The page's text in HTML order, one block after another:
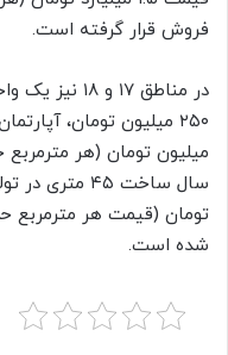
فروش قرار گرفته است.
شده است.